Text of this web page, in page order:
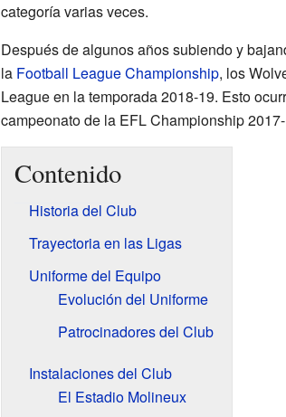
categoría varias veces.
Después de algunos años subiendo y
la Football League Championship, los
League en la temporada 2018-19. Esto
campeonato de la EFL Championship
Contenido
Historia del Club
Trayectoria en las Ligas
Uniforme del Equipo
Evolución del Uniforme
Patrocinadores del Club
Instalaciones del Club
El Estadio Molineux